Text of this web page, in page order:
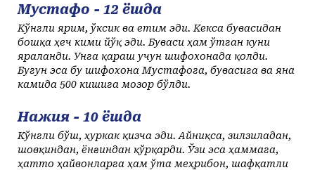
Мустафо - 12 ёшда
Кўнгли ярим, ўксик ва етим эди. Кекса бувасидан
бошқа ҳеч кими йўқ эди. Буваси ҳам ўтган куни
яраланди. Унга қараш учун шифохонада қолди.
Бугун эса бу шифохона Мустафога, бувасига ва яна
камида 500 кишига мозор бўлди.
Нажия - 10 ёшда
Кўнгли бўш, ҳуркак қизча эди. Айниқса, зилзиладан,
шовқиндан, ёнғиндан қўрқарди. Ўзи эса ҳаммага,
ҳатто ҳайвонларга ҳам ўта меҳрибон, шафқатли